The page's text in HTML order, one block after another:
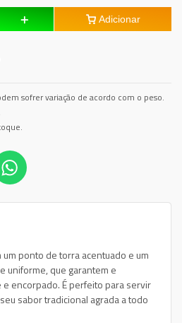
Adicionar
sofrer variação de acordo com o peso.
ponto de torra acentuado e um
uniforme, que garantem e
encorpado. É perfeito para servir
sabor tradicional agrada a todo